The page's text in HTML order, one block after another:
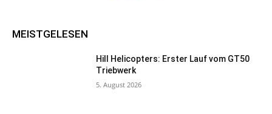
MEISTGELESEN
Hill Helicopters: Erster Lauf vom GT50
Triebwerk
5. August 2026